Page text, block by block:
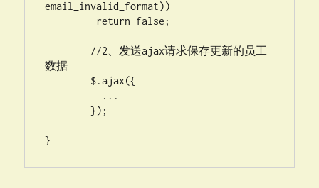
email_invalid_format))
数据
        });
}